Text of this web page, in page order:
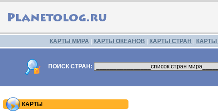
КАРТЫ МИРА КАРТЫ ОКЕАНОВ КАРТЫ СТРАН
ПОИСК СТРАН:
КАРТЫ